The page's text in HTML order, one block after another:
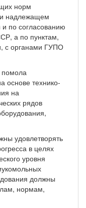
норм
надлежащем
по согласованию
а по пунктам,
с органами ГУПО
основе технико-
на
рядов
удовлетворять
в целях
уровня
должны
нормам,